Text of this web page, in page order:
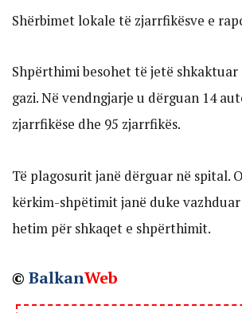
Shërbimet lokale të zjarrfikësve e
Shpërthimi besohet të jetë shkaktuar
gazi. Në vendngjarje u dërguan 14
zjarrfikëse dhe 95 zjarrfikës.
Të plagosurit janë dërguar në spital.
kërkim-shpëtimit janë duke
hetim për shkaqet e shpërthimit.
© BalkanWeb